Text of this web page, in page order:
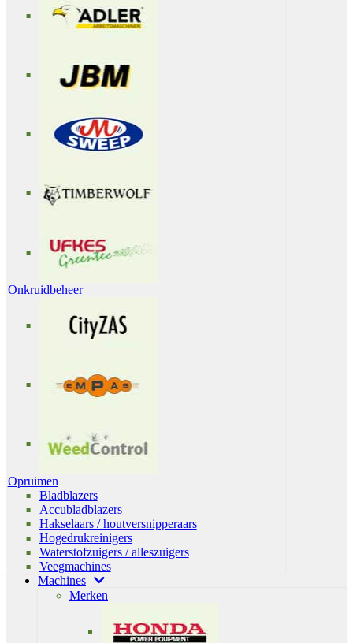
Onkruidbeheer
Opruimen
Bladblazers
Accubladblazers
Hakselaars / houtversnipperaars
Hogedrukreinigers
Waterstofzuigers / alleszuigers
Veegmachines
Machines
Merken